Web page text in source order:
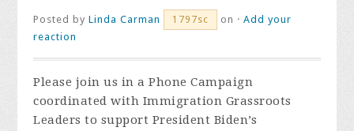
Posted byLinda Carman 1797sc on ·Add your
reaction
Please join us in a Phone Campaign
coordinated with Immigration Grassroots
Leaders to support President Biden’s